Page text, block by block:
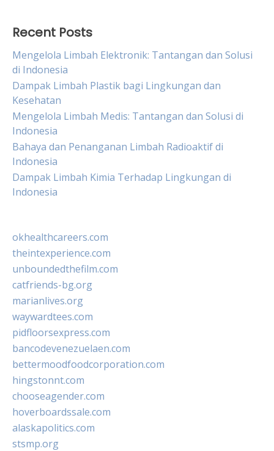
Recent Posts
Mengelola Limbah Elektronik: Tantangan dan Solusi
di Indonesia
Dampak Limbah Plastik bagi Lingkungan dan
Kesehatan
Mengelola Limbah Medis: Tantangan dan Solusi di
Indonesia
Bahaya dan Penanganan Limbah Radioaktif di
Indonesia
Dampak Limbah Kimia Terhadap Lingkungan di
Indonesia
okhealthcareers.com
theintexperience.com
unboundedthefilm.com
catfriends-bg.org
marianlives.org
waywardtees.com
pidfloorsexpress.com
bancodevenezuelaen.com
bettermoodfoodcorporation.com
hingstonnt.com
chooseagender.com
hoverboardssale.com
alaskapolitics.com
stsmp.org